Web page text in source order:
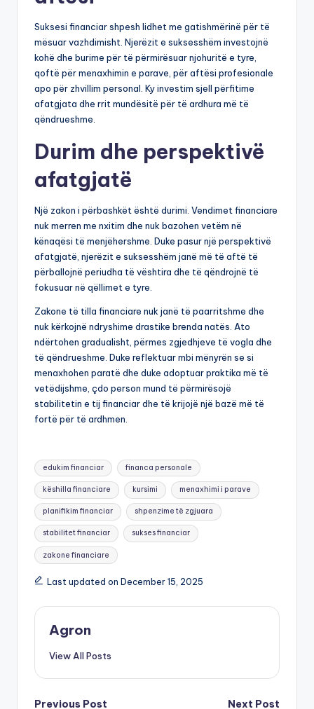
Suksesi financiar shpesh lidhet me gatishmërinë për të
mësuar vazhdimisht. Njerëzit e suksesshëm investojnë
kohë dhe burime për të përmirësuar njohuritë e tyre,
qoftë për menaxhimin e parave, për aftësi profesionale
apo për zhvillim personal. Ky investim sjell përfitime
afatgjata dhe rrit mundësitë për të ardhura më të
qëndrueshme.
Durim dhe perspektivë
afatgjatë
Një zakon i përbashkët është durimi. Vendimet financiare
nuk merren me nxitim dhe nuk bazohen vetëm në
kënaqësi të menjëhershme. Duke pasur një perspektivë
afatgjatë, njerëzit e suksesshëm janë më të aftë të
përballojnë periudha të vështira dhe të qëndrojnë të
fokusuar në qëllimet e tyre.
Zakone të tilla financiare nuk janë të paarritshme dhe
nuk kërkojnë ndryshime drastike brenda natës. Ato
ndërtohen gradualisht, përmes zgjedhjeve të vogla dhe
të qëndrueshme. Duke reflektuar mbi mënyrën se si
menaxhohen paratë dhe duke adoptuar praktika më të
vetëdijshme, çdo person mund të përmirësojë
stabilitetin e tij financiar dhe të krijojë një bazë më të
fortë për të ardhmen.
Tags:
edukim financiar financa personale
këshilla financiare kursimi menaxhimi i parave
planifikim financiar shpenzime të zgjuara
stabilitet financiar sukses financiar
zakone financiare
Last updated on December 15, 2025
Agron
View All Posts
Previous Post
Next Post